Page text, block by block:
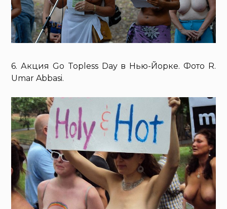
6. Акция Go Topless Day в Нью-Йорке. Фото R.
Umar Abbasi.